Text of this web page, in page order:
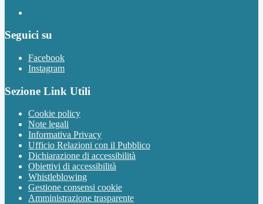
Seguici su
Facebook
Instagram
Sezione Link Utili
Cookie policy
Note legali
Informativa Privacy
Ufficio Relazioni con il Pubblico
Dichiarazione di accessibilità
Obiettivi di accessibilità
Whistleblowing
Gestione consensi cookie
Amministrazione trasparente